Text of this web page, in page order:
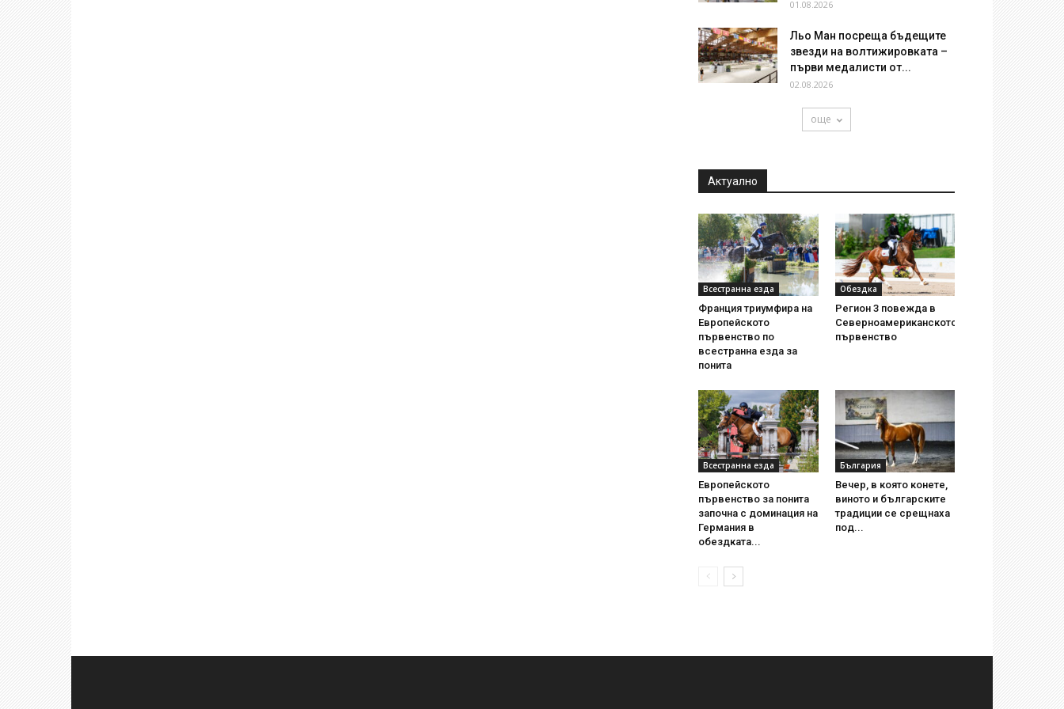
01.08.2026
Льо Ман посреща бъдещите
звезди на волтижировката –
първи медалисти от...
02.08.2026
още
Актуално
Всестранна езда
Франция триумфира на
Европейското
първенство по
всестранна езда за
понита
Обездка
Регион 3 повежда в
Северноамериканското
първенство
Всестранна езда
Европейското
първенство за понита
започна с доминация на
Германия в
обездката...
България
Вечер, в която конете,
виното и българските
традиции се срещнаха
под...